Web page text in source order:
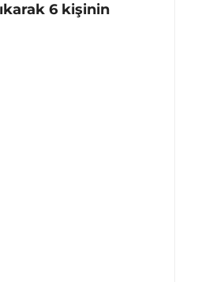
6 kişinin